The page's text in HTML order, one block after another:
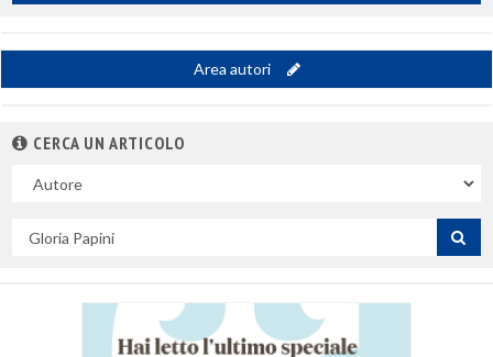
Area autori
CERCA UN ARTICOLO
campo
per